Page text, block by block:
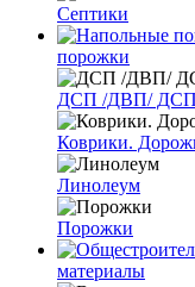
Септики
порожки
ДСП /ДВП/ ДСП
Коврики.
Линолеум
Порожки
материалы